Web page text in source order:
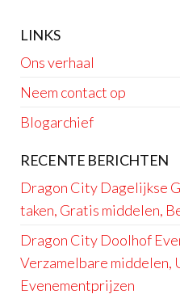
LINKS
Ons verhaal
Neem contact op
Blogarchief
RECENTE BERICHTEN
Dragon City Dagelijkse
taken, Gratis middelen,
Dragon City Doolhof
Verzamelbare middelen,
Evenementprijzen